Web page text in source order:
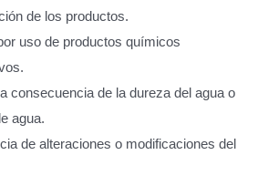
de los productos.
uso de productos químicos
consecuencia de la dureza del agua o
agua.
de alteraciones o modificaciones del